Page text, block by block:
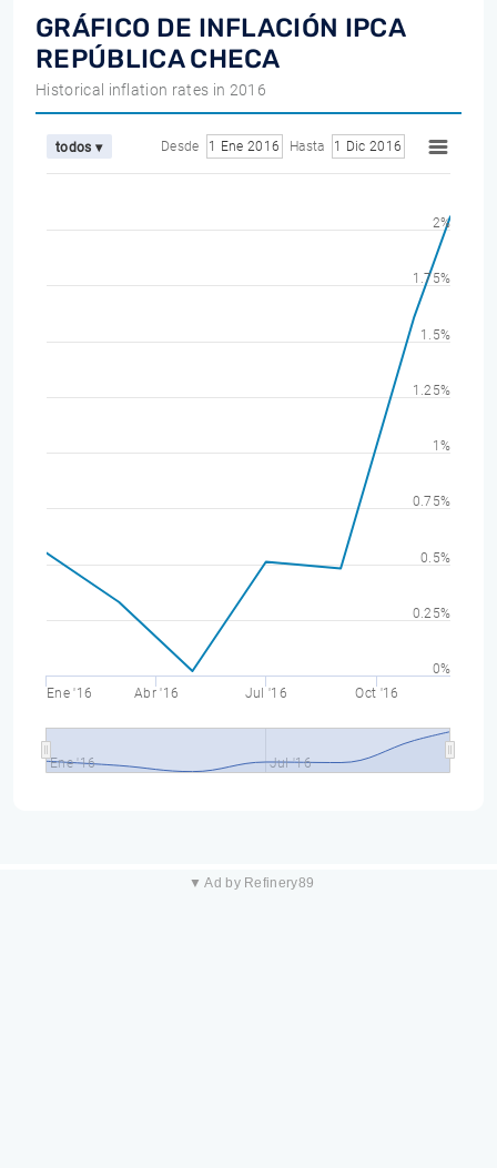
GRÁFICO DE INFLACIÓN IPCA
REPÚBLICA CHECA
Historical inflation rates in 2016
todos ▾ Desde 1 Ene 2016 Hasta 1 Dic 2016
Ene '16 Abr '16 Jul '16 Oct '16
Ene '16 Jul '16
0%
0.25%
0.5%
0.75%
1%
1.25%
1.5%
1.75%
2%
▼ Ad by Refinery89